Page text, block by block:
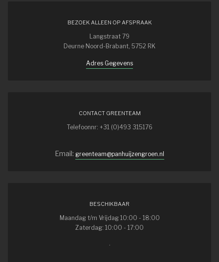
BEZOEK ALLEEN OP AFSPRAAK
Langstraat 79
Deurne Noord-Brabant, 5752 RK
Adres Gegevens
CONTACT GREENTEAM
Telefoonnr: +31 (0)493 315176
Email: greenteam@panhuijzengroen.nl
BESCHIKBAAR
Maandag t/m Vrijdag 10:00 - 18:00
Zaterdag: 10:00 - 17:00